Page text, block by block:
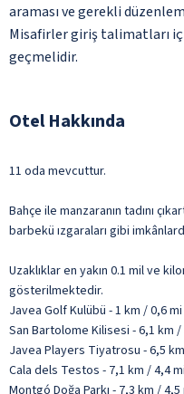
araması ve gerekli
Misafirler giriş talimatları
geçmelidir.
Otel Hakkında
11 oda mevcuttur.
Bahçe ile manzaranın tadını
barbekü ızgaraları gibi
Uzaklıklar en yakın 0.1 mil ve
gösterilmektedir.
Javea Golf Kulübü - 1 km / 0,6 mi
San Bartolome Kilisesi - 6,1 km /
Javea Players Tiyatrosu - 6,5
Cala dels Testos - 7,1 km / 4,4 mi
Montgó Doğa Parkı - 7,3 km / 4,5